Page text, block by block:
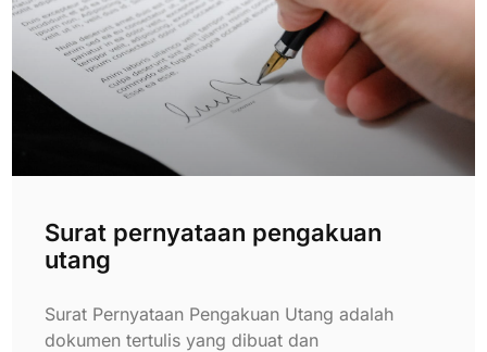
Surat pernyataan pengakuan
utang
Surat Pernyataan Pengakuan Utang adalah
dokumen tertulis yang dibuat dan